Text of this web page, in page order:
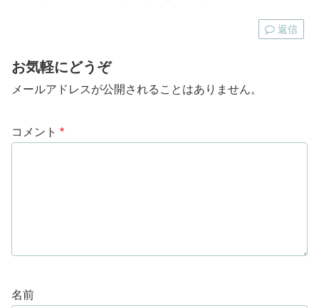
返信
お気軽にどうぞ
メールアドレスが公開されることはありません。
コメント *
名前